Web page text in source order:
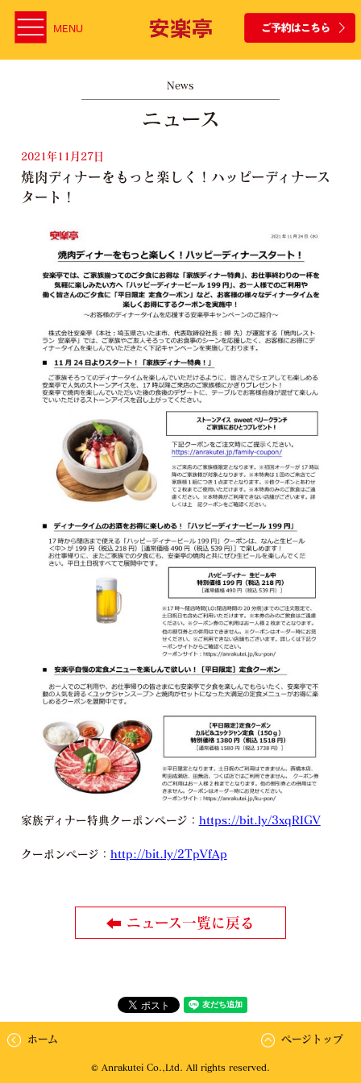
MENU
News
ニュース
2021年11月27日
焼肉ディナーをもっと楽しく！ハッピーディナース
タート！
家族ディナー特典クーポンページ： https://bit.ly/3xqRIGV
クーポンページ： http://bit.ly/2TpVfAp
ニュース一覧に戻る
ホーム ページトップ
© Anrakutei Co.,Ltd. All rights reserved.